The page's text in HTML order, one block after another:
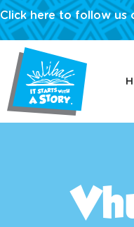
Click here to follow us